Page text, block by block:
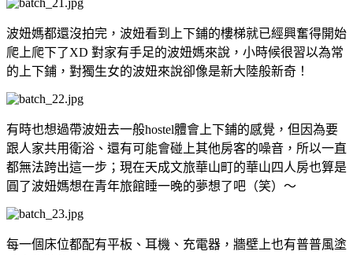
波妞媽都還沒拍完，波妞看到上下鋪的樓梯就已經興奮得開始
爬上爬下了XD 對家有手足的波妞媽來說，小時候很習以為常
的上下鋪，對獨生女的波妞來說卻像是新大陸般新奇！
有時也想過帶波妞去一般hostel體會上下鋪的感覺，但因為要
跟人家共用衛浴、還有可能會碰上其他房客的噪音，所以一直
都無法跨出這一步；現在天成文旅華山町的華山四人房也算是
圓了波妞媽想在青年旅館睡一晚的夢想了吧（笑）～
每一個床位都配有平板、耳機、充電器，牆壁上也有普普風塗